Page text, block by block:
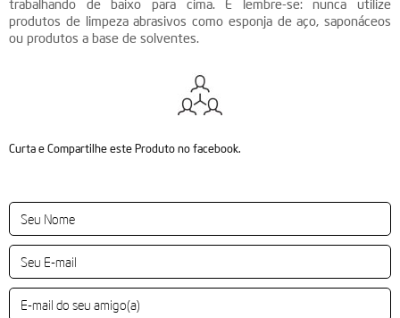
trabalhando de baixo para cima. E lembre-se: nunca utilize
produtos de limpeza abrasivos como esponja de aço, saponáceos
ou produtos a base de solventes.
Curta e Compartilhe este Produto no facebook.